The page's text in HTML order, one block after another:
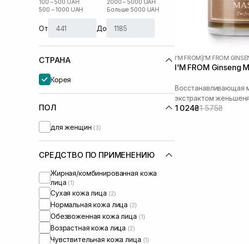
100 – 500 UAH
500 – 1000 UAH
2000 – 5000 UAH
Больше 5000 UAH
От До
СТРАНА
Корея
ПОЛ
для женщин (3)
СРЕДСТВО ПО ПРИМЕНЕНИЮ
Жирная/комбинированная кожа
лица (1)
Сухая кожа лица (2)
Нормальная кожа лица (2)
Обезвоженная кожа лица (1)
Возрастная кожа лица (2)
Чувствительная кожа лица (1)
I'M FROM I'M FROM
I'M FROM Ginseng
Восстанавливающая
экстрактом женьшеня
1 024₴1 575₴